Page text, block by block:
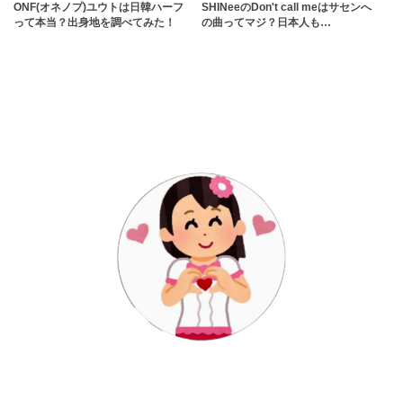
ONF(オネノプ)ユウトは日韓ハーフ
って本当？出身地を調べてみた！
SHINeeのDon't call meはサセンへ
の曲ってマジ？日本人も…